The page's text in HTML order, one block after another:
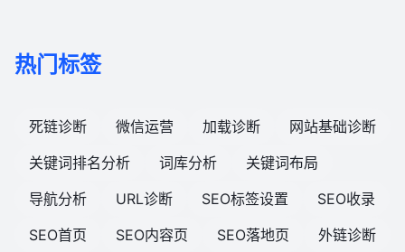
热门标签
死链诊断 微信运营 加载诊断
网站基础诊断
关键词排名分析
词库分析
关键词布局
导航分析
URL诊断 SEO标签设置
SEO收录
SEO首页
SEO内容页 SEO落地页
外链诊断